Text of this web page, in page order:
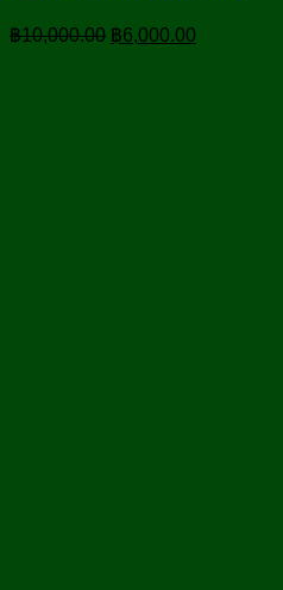
฿10,000.00 Original
฿6,000.00